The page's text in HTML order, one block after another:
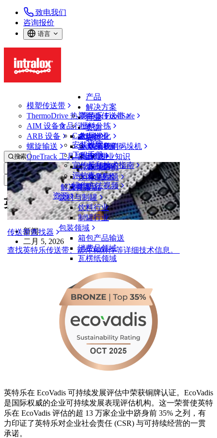
致电我们
咨询报价
语言
产品
模塑传送带
ThermoDrive 热塑驱动传送带
AIM 设备
ARB 设备
螺旋输送
OneTrack 工具与组件
传送带查找器
查找英特乐传送带、部件和附件等详细技术信息。
解决方案
英特乐 FoodSafe
批料分拣
布局优化
从包装机到码垛机
专业知识
服务
技术
解决方案
行业
食品行业
禽肉行业
鱼类和海鲜
果蔬行业
烘焙行业
休闲食品
乳制品
饮料与制罐
饮料行业
制罐行业
包装领域
箱包产品输送
消费品领域
瓦楞纸领域
物流和物料搬运
电商和配送
邮政和快递
轮胎和汽车
轮胎
汽车领域
新能源汽车动力电池
工业
资源
CalcLab
安装说明
工程手册
宣传册和技术指南
评估表
操作方法视频
资源
支持
联系我们
保证
政策声明
常见问题
支持
搜索
打开菜单
新闻&媒体
英特乐荣获 EcoVadis 铜牌认证
新闻
二月 5, 2026
英特乐在 EcoVadis 可持续发展评估中荣获铜牌认证。EcoVadis
是国际权威的企业可持续发展表现评估机构。这一荣誉使英特
乐在 EcoVadis 评估的超 13 万家企业中跻身前 35% 之列，有
力印证了英特乐对企业社会责任 (CSR) 与可持续经营的一贯
承诺。